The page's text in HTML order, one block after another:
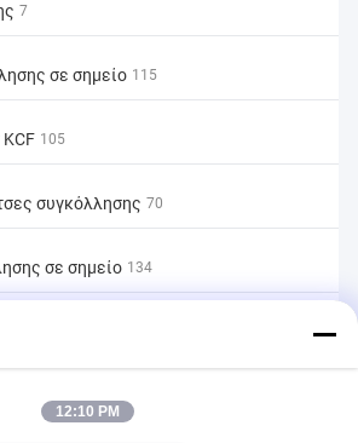
7
σε σημείο 115
105
συγκόλλησης 70
σε σημείο 134
σημείων αντίστασης
12:10 PM